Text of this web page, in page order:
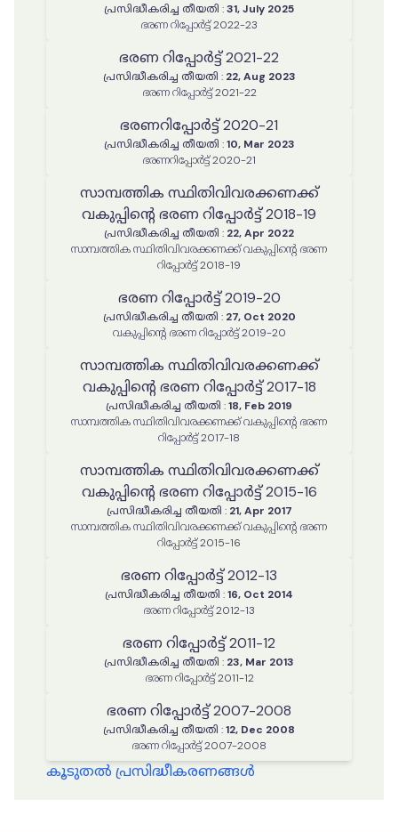
പ്രസിദ്ധീകരിച്ച തീയതി :31, July 2025
ഭരണ റിപ്പോർട്ട് 2022-23
ഭരണ റിപ്പോർട്ട് 2021-22
പ്രസിദ്ധീകരിച്ച തീയതി : 22, Aug 2023
ഭരണ റിപ്പോർട്ട് 2021-22
ഭരണറിപ്പോർട്ട് 2020-21
പ്രസിദ്ധീകരിച്ച തീയതി : 10, Mar 2023
ഭരണറിപ്പോർട്ട് 2020-21
സാമ്പത്തിക സ്ഥിതിവിവരക്കണക്ക്
വകുപ്പിന്റെ ഭരണ റിപ്പോർട്ട് 2018-19
പ്രസിദ്ധീകരിച്ച തീയതി : 22, Apr 2022
സാമ്പത്തിക സ്ഥിതിവിവരക്കണക്ക് വകുപ്പിന്റെ ഭരണ
റിപ്പോർട്ട് 2018-19
ഭരണ റിപ്പോർട്ട് 2019-20
പ്രസിദ്ധീകരിച്ച തീയതി : 27, Oct 2020
വകുപ്പിന്റെ ഭരണ റിപ്പോർട്ട് 2019-20
സാമ്പത്തിക സ്ഥിതിവിവരക്കണക്ക്
വകുപ്പിന്റെ ഭരണ റിപ്പോർട്ട് 2017-18
പ്രസിദ്ധീകരിച്ച തീയതി :18, Feb 2019
സാമ്പത്തിക സ്ഥിതിവിവരക്കണക്ക് വകുപ്പിന്റെ ഭരണ
റിപ്പോർട്ട് 2017-18
സാമ്പത്തിക സ്ഥിതിവിവരക്കണക്ക്
വകുപ്പിന്റെ ഭരണ റിപ്പോർട്ട് 2015-16
പ്രസിദ്ധീകരിച്ച തീയതി : 21, Apr 2017
സാമ്പത്തിക സ്ഥിതിവിവരക്കണക്ക് വകുപ്പിന്റെ ഭരണ
റിപ്പോർട്ട് 2015-16
ഭരണ റിപ്പോർട്ട് 2012-13
പ്രസിദ്ധീകരിച്ച തീയതി :16, Oct 2014
ഭരണ റിപ്പോർട്ട് 2012-13
ഭരണ റിപ്പോർട്ട് 2011-12
പ്രസിദ്ധീകരിച്ച തീയതി : 23, Mar 2013
ഭരണ റിപ്പോർട്ട് 2011-12
ഭരണ റിപ്പോർട്ട് 2007-2008
പ്രസിദ്ധീകരിച്ച തീയതി :12, Dec 2008
ഭരണ റിപ്പോർട്ട് 2007-2008
കൂടുതൽ പ്രസിദ്ധീകരണങ്ങൾ